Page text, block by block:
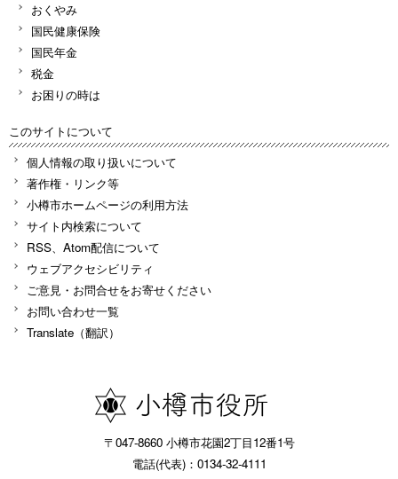
おくやみ
国民健康保険
国民年金
税金
お困りの時は
このサイトについて
個人情報の取り扱いについて
著作権・リンク等
小樽市ホームページの利用方法
サイト内検索について
RSS、Atom配信について
ウェブアクセシビリティ
ご意見・お問合せをお寄せください
お問い合わせ一覧
Translate（翻訳）
〒047-8660 小樽市花園2丁目12番1号
電話(代表)：0134-32-4111